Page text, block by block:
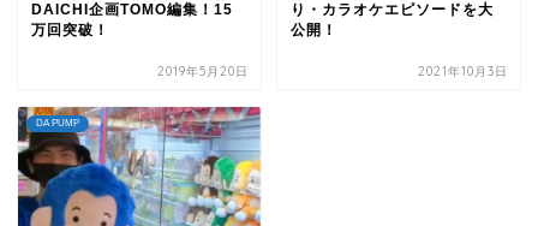
DAICHI企画TOMO編集！15
万回突破！
2019年5月20日
り・カラオケエピソードを大
公開！
2021年10月3日
DA PUMP